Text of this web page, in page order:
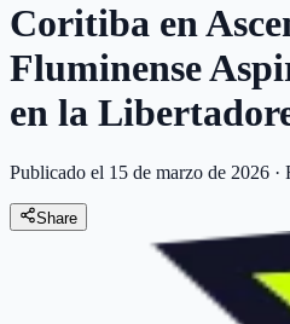
Coritiba en
Fluminense
en la
Publicado el 15 de marzo de 2026 ·
Share